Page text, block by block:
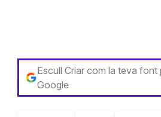
Escull Criar com la teva font
Google